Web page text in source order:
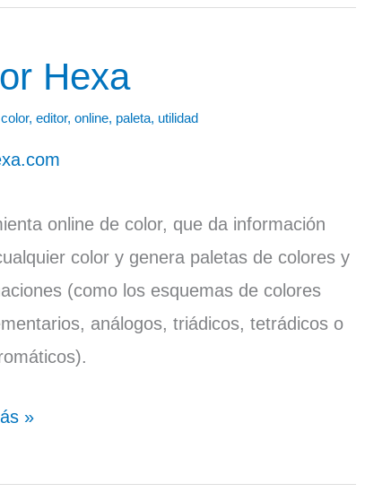
Hexa
color, editor, online, paleta, utilidad
online de color, que da información
color y genera paletas de colores y
(como los esquemas de colores
análogos, triádicos, tetrádicos o
»